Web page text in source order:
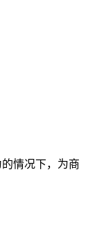
情况下，为商